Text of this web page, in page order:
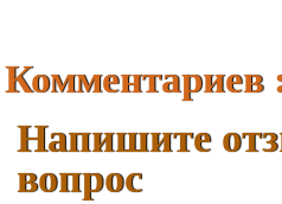
Комментариев
Напишите
вопрос